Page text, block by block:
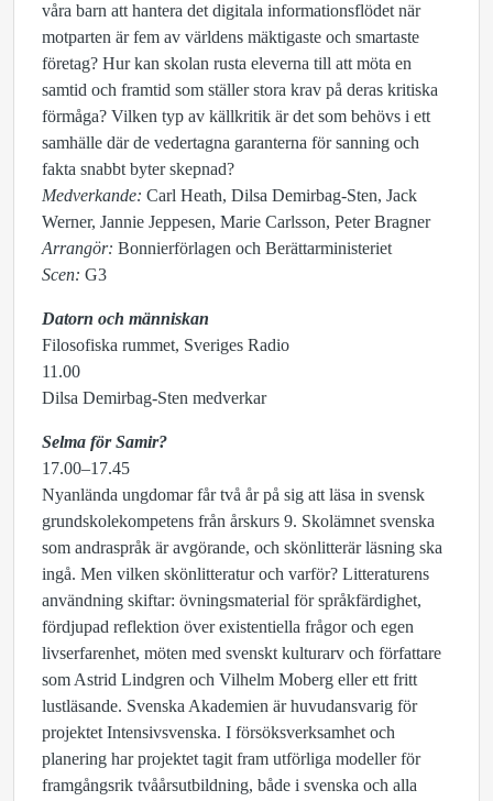
våra barn att hantera det digitala informationsflödet när
motparten är fem av världens mäktigaste och smartaste
företag? Hur kan skolan rusta eleverna till att möta en
samtid och framtid som ställer stora krav på deras kritiska
förmåga? Vilken typ av källkritik är det som behövs i ett
samhälle där de vedertagna garanterna för sanning och
fakta snabbt byter skepnad?
Medverkande: Carl Heath, Dilsa Demirbag-Sten, Jack
Werner, Jannie Jeppesen, Marie Carlsson, Peter Bragner
Arrangör: Bonnierförlagen och Berättarministeriet
Scen: G3
Datorn och människan
Filosofiska rummet, Sveriges Radio
11.00
Dilsa Demirbag-Sten medverkar
Selma för Samir?
17.00–17.45
Nyanlända ungdomar får två år på sig att läsa in svensk
grundskolekompetens från årskurs 9. Skolämnet svenska
som andraspråk är avgörande, och skönlitterär läsning ska
ingå. Men vilken skönlitteratur och varför? Litteraturens
användning skiftar: övningsmaterial för språkfärdighet,
fördjupad reflektion över existentiella frågor och egen
livserfarenhet, möten med svenskt kulturarv och författare
som Astrid Lindgren och Vilhelm Moberg eller ett fritt
lustläsande. Svenska Akademien är huvudansvarig för
projektet Intensivsvenska. I försöksverksamhet och
planering har projektet tagit fram utförliga modeller för
framgångsrik tvåårsutbildning, både i svenska och alla